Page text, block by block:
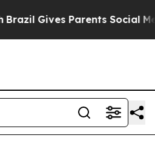
Gives Parents Social Media